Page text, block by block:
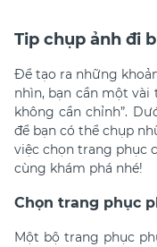
Tip chụp ảnh đi
Để tạo ra những
nhìn, bạn cần một vài
không cần chỉnh”.
để bạn có thể chụp
việc chọn trang phục
cùng khám phá nhé!
Chọn trang phục
Một bộ trang phục